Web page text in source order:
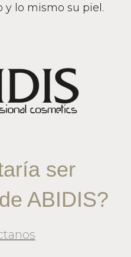
y lo mismo su piel.
ser
ABIDIS?